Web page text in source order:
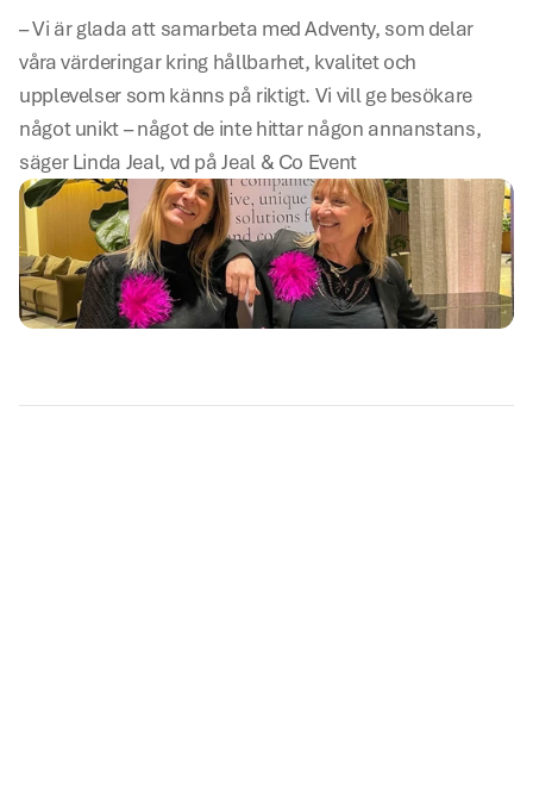
– Vi är glada att samarbeta med Adventy, som delar
våra värderingar kring hållbarhet, kvalitet och
upplevelser som känns på riktigt. Vi vill ge besökare
något unikt – något de inte hittar någon annanstans,
säger Linda Jeal, vd på Jeal & Co Event